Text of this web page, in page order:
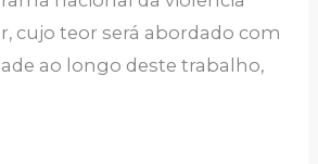
cujo teor será abordado com
ao longo deste trabalho,